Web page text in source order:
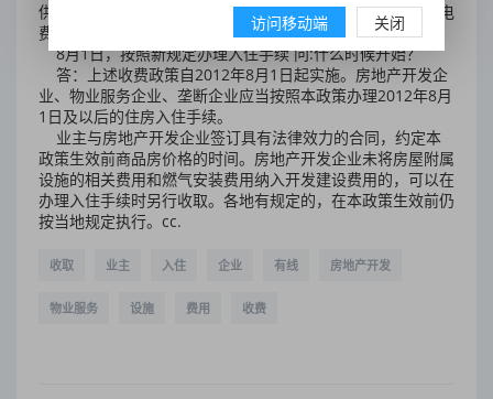
供水运行费已收取的，不得收取二次供水管理费和二次供水电
费。供水委托管理费不收取。
8月1日，按照新规定办理入住手续 问:什么时候开始？
答：上述收费政策自2012年8月1日起实施。房地产开发企
业、物业服务企业、垄断企业应当按照本政策办理2012年8月
1日及以后的住房入住手续。
业主与房地产开发企业签订具有法律效力的合同，约定本
政策生效前商品房价格的时间。房地产开发企业未将房屋附属
设施的相关费用和燃气安装费用纳入开发建设费用的，可以在
办理入住手续时另行收取。各地有规定的，在本政策生效前仍
按当地规定执行。cc.
收取 业主 入住 企业 有线 房地产开发
物业服务 设施 费用 收费
访问移动端 关闭